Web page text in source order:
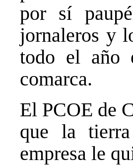
por sí
jornaleros y
todo el año
comarca.
El PCOE de
que la
empresa le